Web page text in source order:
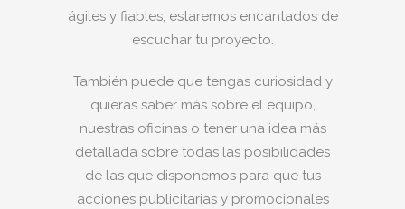
ágiles y fiables, estaremos encantados de
escuchar tu proyecto.
También puede que tengas curiosidad y
quieras saber más sobre el equipo,
nuestras oficinas o tener una idea más
detallada sobre todas las posibilidades
de las que disponemos para que tus
acciones publicitarias y promocionales